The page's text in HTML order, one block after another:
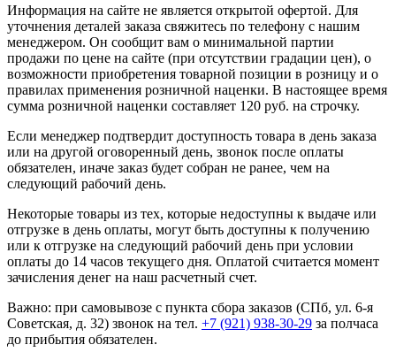
Информация на сайте не является открытой офертой. Для
уточнения деталей заказа свяжитесь по телефону с нашим
менеджером. Он сообщит вам о минимальной партии
продажи по цене на сайте (при отсутствии градации цен), о
возможности приобретения товарной позиции в розницу и о
правилах применения розничной наценки. В настоящее время
сумма розничной наценки составляет 120 руб. на строчку.
Если менеджер подтвердит доступность товара в день заказа
или на другой оговоренный день, звонок после оплаты
обязателен, иначе заказ будет собран не ранее, чем на
следующий рабочий день.
Некоторые товары из тех, которые недоступны к выдаче или
отгрузке в день оплаты, могут быть доступны к получению
или к отгрузке на следующий рабочий день при условии
оплаты до 14 часов текущего дня. Оплатой считается момент
зачисления денег на наш расчетный счет.
Важно: при самовывозе с пункта сборa заказов (СПб, ул. 6-я
Советская, д. 32) звонок на тел. +7 (921) 938-30-29 за полчаса
до прибытия обязателен.